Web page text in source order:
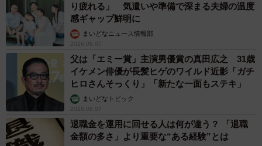
り疲れる」 気遣いや準備で深まる夫婦の温度
感ギャップ鮮明に
まいどなニュース情報部
2026.08.07
父は「エミー賞」主演男優賞の真田広之 31歳
イケメン俳優が長髪ヒゲのワイルド近影「ガチ
ヒロさんそっくり」「新たな一面もステキ」
まいどなトピック
2026.08.07
退職金を運用に回せる人は何が違う？ 「退職
金額の多さ」より重要な“ある経験”とは